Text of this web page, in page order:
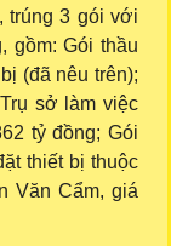
trúng 3 gói với
gồm: Gói thầu
(đã nêu trên);
sở làm việc
tỷ đồng; Gói
thiết bị thuộc
Văn Cẩm, giá